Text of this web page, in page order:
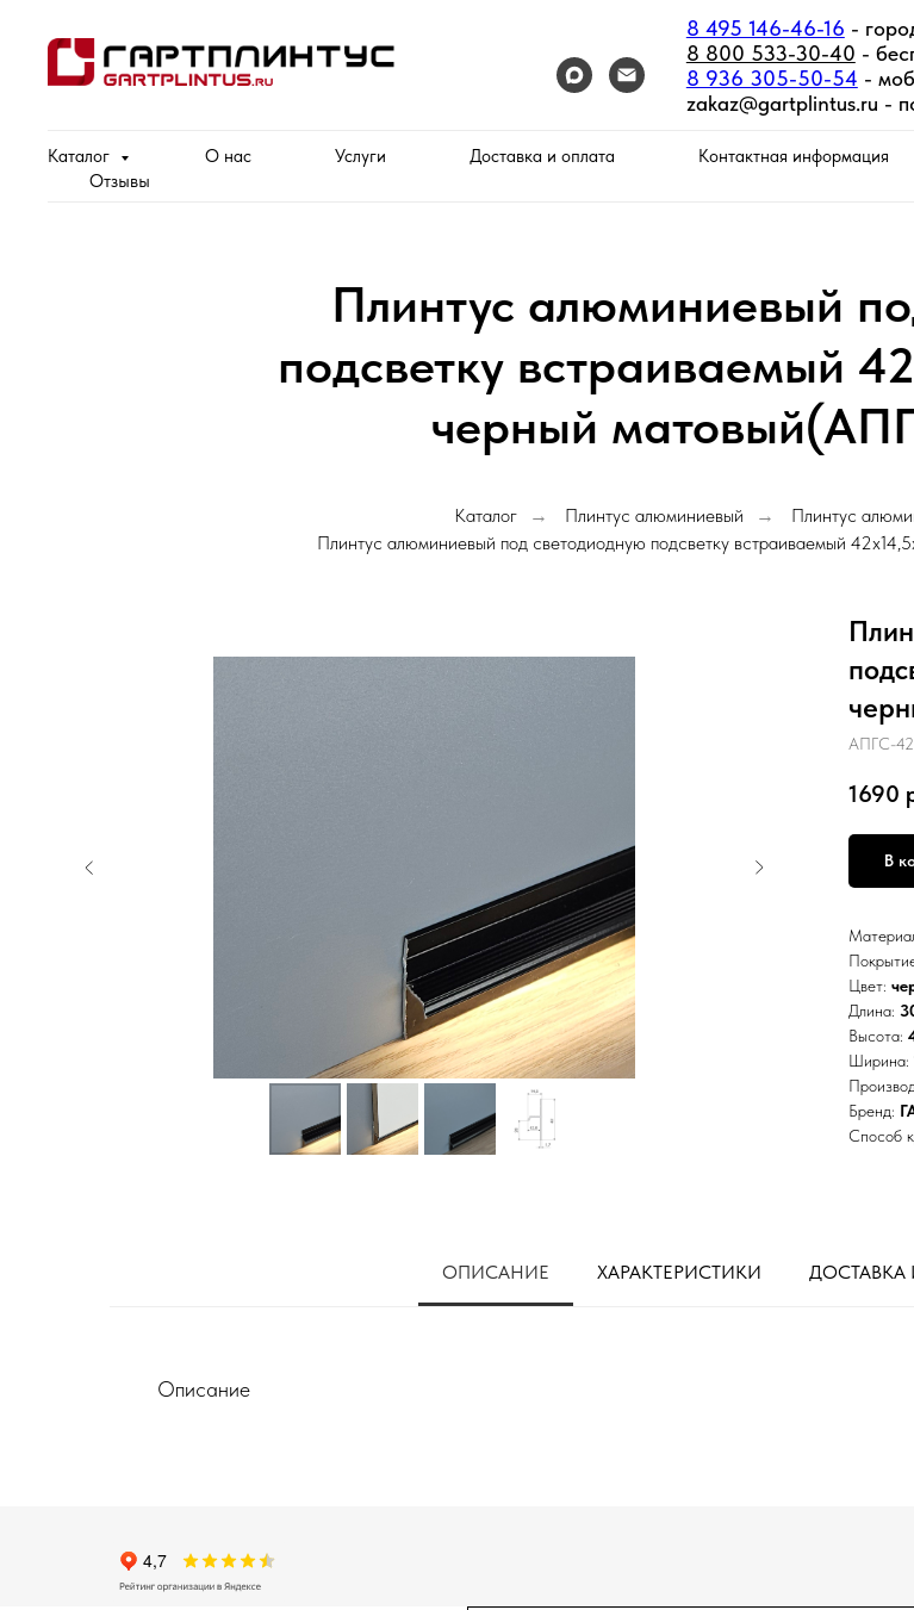
8 495 146-46-16 -
8 800 533-30-40 -
8 936 305-50-54 -
zakaz@gartplintus.ru -
Каталог О нас Услуги Доставка и оплата Контактная информация
Отзывы
Плинтус алюминиевый
подсветку встраиваемый
черный
Каталог → Плинтус алюминиевый → Плинтус
Плинтус алюминиевый под светодиодную подсветку встраиваемый
АПГС-
1690
В
Цвет:
Длина:
Высота:
Ширина:
Бренд:
Способ
ОПИСАНИЕ ХАРАКТЕРИСТИКИ ДОСТАВКА
Описание